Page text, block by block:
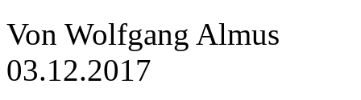
Von Wolfgang Almus
03.12.2017